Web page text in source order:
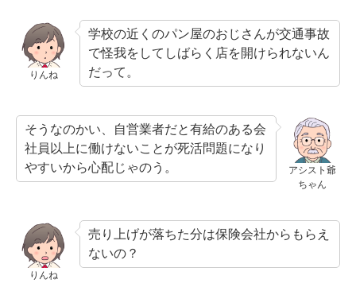
りんね
学校の近くのパン屋のおじさんが交通事故
で怪我をしてしばらく店を開けられないん
だって。
アシスト爺
ちゃん
そうなのかい、自営業者だと有給のある会
社員以上に働けないことが死活問題になり
やすいから心配じゃのう。
りんね
売り上げが落ちた分は保険会社からもらえ
ないの？